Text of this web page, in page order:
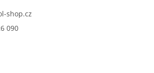
shop.cz
090